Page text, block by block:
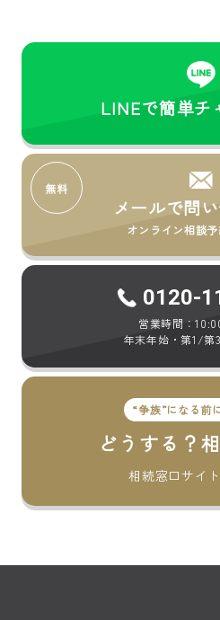
LINEで簡単チ
メールで問
オンライン相談
0120-
営業時間：
年末年始・第1/第
“争族”になる前
どうする？
相続窓口サイ